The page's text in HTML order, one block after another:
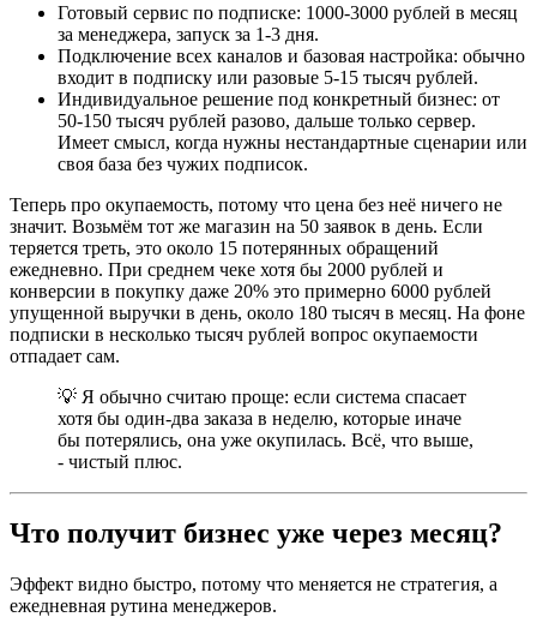
Готовый сервис по подписке: 1000-3000 рублей в месяц
за менеджера, запуск за 1-3 дня.
Подключение всех каналов и базовая настройка: обычно
входит в подписку или разовые 5-15 тысяч рублей.
Индивидуальное решение под конкретный бизнес: от
50-150 тысяч рублей разово, дальше только сервер.
Имеет смысл, когда нужны нестандартные сценарии или
своя база без чужих подписок.
Теперь про окупаемость, потому что цена без неё ничего не
значит. Возьмём тот же магазин на 50 заявок в день. Если
теряется треть, это около 15 потерянных обращений
ежедневно. При среднем чеке хотя бы 2000 рублей и
конверсии в покупку даже 20% это примерно 6000 рублей
упущенной выручки в день, около 180 тысяч в месяц. На фоне
подписки в несколько тысяч рублей вопрос окупаемости
отпадает сам.
💡 Я обычно считаю проще: если система спасает
хотя бы один-два заказа в неделю, которые иначе
бы потерялись, она уже окупилась. Всё, что выше,
- чистый плюс.
Что получит бизнес уже через месяц?
Эффект видно быстро, потому что меняется не стратегия, а
ежедневная рутина менеджеров.